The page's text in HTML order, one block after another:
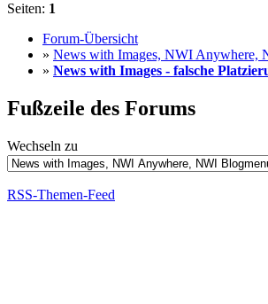
Seiten: 1
Forum-Übersicht
» News with Images, NWI Anywhere,
» News with Images - falsche
Fußzeile des Forums
Wechseln zu
RSS-Themen-Feed